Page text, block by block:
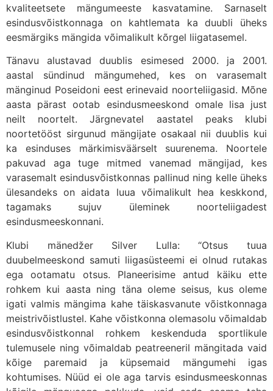
kvaliteetsete mängumeeste kasvatamine. Sarnaselt
esindusvõistkonnaga on kahtlemata ka duubli üheks
eesmärgiks mängida võimalikult kõrgel liigatasemel.
Tänavu alustavad duublis esimesed 2000. ja 2001.
aastal sündinud mängumehed, kes on varasemalt
mänginud Poseidoni eest erinevaid noorteliigasid. Mõne
aasta pärast ootab esindusmeeskond omale lisa just
neilt noortelt. Järgnevatel aastatel peaks klubi
noortetööst sirgunud mängijate osakaal nii duublis kui
ka esinduses märkimisväärselt suurenema. Noortele
pakuvad aga tuge mitmed vanemad mängijad, kes
varasemalt esindusvõistkonnas pallinud ning kelle üheks
ülesandeks on aidata luua võimalikult hea keskkond,
tagamaks sujuv üleminek noorteliigadest
esindusmeeskonnani.
Klubi mänedžer Silver Lulla: “Otsus tuua
duubelmeeskond samuti liigasüsteemi ei olnud rutakas
ega ootamatu otsus. Planeerisime antud käiku ette
rohkem kui aasta ning täna oleme seisus, kus oleme
igati valmis mängima kahe täiskasvanute võistkonnaga
meistrivõistlustel. Kahe võistkonna olemasolu võimaldab
esindusvõistkonnal rohkem keskenduda sportlikule
tulemusele ning võimaldab peatreeneril mängitada vaid
kõige paremaid ja küpsemaid mängumehi igas
kohtumises. Nüüd ei ole aga tarvis esindusmeeskonnas